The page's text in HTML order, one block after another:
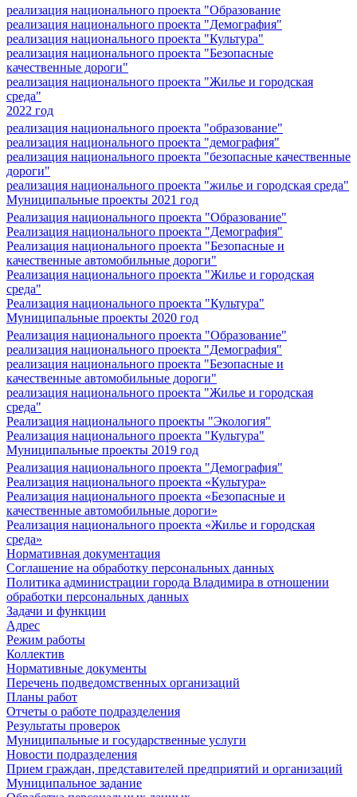
реализация национального проекта "Образование
реализация национального проекта "Демография"
реализация национального проекта "Культура"
реализация национального проекта "Безопасные
качественные дороги"
реализация национального проекта "Жилье и городская
среда"
2022 год
реализация национального проекта "образование"
реализация национального проекта "демография"
реализация национального проекта "безопасные качественные
дороги"
реализация национального проекта "жилье и городская среда"
Муниципальные проекты 2021 год
Реализация национального проекта "Образование"
Реализация национального проекта "Демография"
Реализация национального проекта "Безопасные и
качественные автомобильные дороги"
Реализация национального проекта "Жилье и городская
среда"
Реализация национального проекта "Культура"
Муниципальные проекты 2020 год
Реализация национального проекта "Образование"
реализация национального проекта "Демография"
реализация национального проекта "Безопасные и
качественные автомобильные дороги"
реализация национального проекта "Жилье и городская
среда"
Реализация национального проекты "Экология"
Реализация национального проекта "Культура"
Муниципальные проекты 2019 год
Реализация национального проекта "Демография"
Реализация национального проекта «Культура»
Реализация национального проекта «Безопасные и
качественные автомобильные дороги»
Реализация национального проекта «Жилье и городская
среда»
Нормативная документация
Соглашение на обработку персональных данных
Политика администрации города Владимира в отношении
обработки персональных данных
Задачи и функции
Адрес
Режим работы
Коллектив
Нормативные документы
Перечень подведомственных организаций
Планы работ
Отчеты о работе подразделения
Результаты проверок
Муниципальные и государственные услуги
Новости подразделения
Прием граждан, представителей предприятий и организаций
Муниципальное задание